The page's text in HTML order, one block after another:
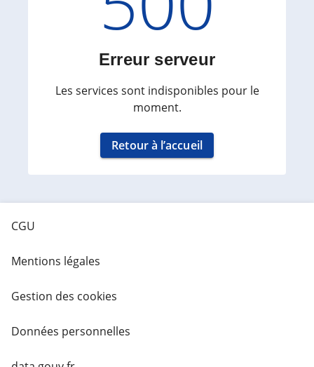
Erreur serveur
Les services sont indisponibles pour le
moment.
Retour à l’accueil
CGU
Mentions légales
Gestion des cookies
Données personnelles